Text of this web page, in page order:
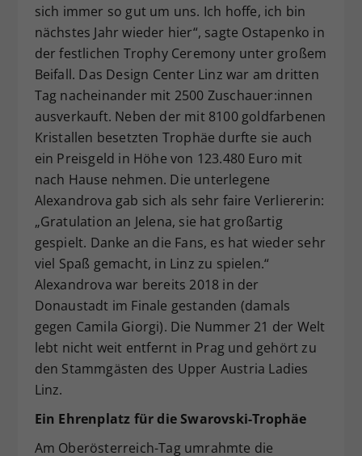
sich immer so gut um uns. Ich hoffe, ich bin
nächstes Jahr wieder hier“, sagte Ostapenko in
der festlichen Trophy Ceremony unter großem
Beifall. Das Design Center Linz war am dritten
Tag nacheinander mit 2500 Zuschauer:innen
ausverkauft. Neben der mit 8100 goldfarbenen
Kristallen besetzten Trophäe durfte sie auch
ein Preisgeld in Höhe von 123.480 Euro mit
nach Hause nehmen. Die unterlegene
Alexandrova gab sich als sehr faire Verliererin:
„Gratulation an Jelena, sie hat großartig
gespielt. Danke an die Fans, es hat wieder sehr
viel Spaß gemacht, in Linz zu spielen.“
Alexandrova war bereits 2018 in der
Donaustadt im Finale gestanden (damals
gegen Camila Giorgi). Die Nummer 21 der Welt
lebt nicht weit entfernt in Prag und gehört zu
den Stammgästen des Upper Austria Ladies
Linz.
Ein Ehrenplatz für die Swarovski-Trophäe
Am Oberösterreich-Tag umrahmte die